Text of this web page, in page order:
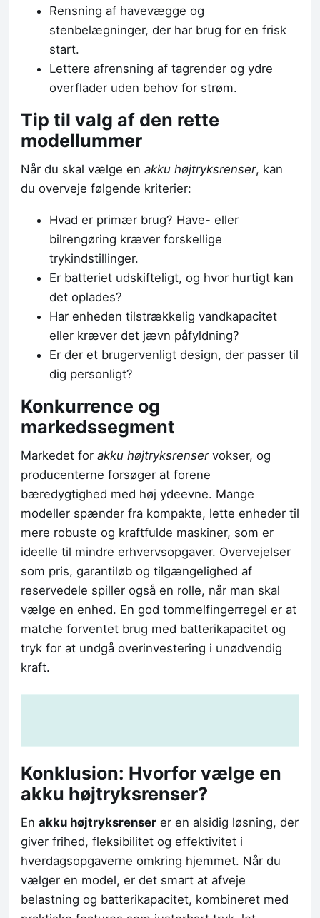
Rensning af havevægge og
stenbelægninger, der har brug for en frisk
start.
Lettere afrensning af tagrender og ydre
overflader uden behov for strøm.
Tip til valg af den rette
modellummer
Når du skal vælge en akku højtryksrenser, kan
du overveje følgende kriterier:
Hvad er primær brug? Have- eller
bilrengøring kræver forskellige
trykindstillinger.
Er batteriet udskifteligt, og hvor hurtigt kan
det oplades?
Har enheden tilstrækkelig vandkapacitet
eller kræver det jævn påfyldning?
Er der et brugervenligt design, der passer til
dig personligt?
Konkurrence og
markedssegment
Markedet for akku højtryksrenservokser, og
producenterne forsøger at forene
bæredygtighed med høj ydeevne. Mange
modeller spænder fra kompakte, lette enheder til
mere robuste og kraftfulde maskiner, som er
ideelle til mindre erhvervsopgaver. Overvejelser
som pris, garantiløb og tilgængelighed af
reservedele spiller også en rolle, når man skal
vælge en enhed. En god tommelfingerregel er at
matche forventet brug med batterikapacitet og
tryk for at undgå overinvestering i unødvendig
kraft.
Konklusion: Hvorfor vælge en
akku højtryksrenser?
En akku højtryksrenser er en alsidig løsning, der
giver frihed, fleksibilitet og effektivitet i
hverdagsopgaverne omkring hjemmet. Når du
vælger en model, er det smart at afveje
belastning og batterikapacitet, kombineret med